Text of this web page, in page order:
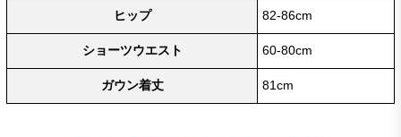
ヒップ 82-86cm
ショーツウエスト 60-80cm
ガウン着丈 81cm